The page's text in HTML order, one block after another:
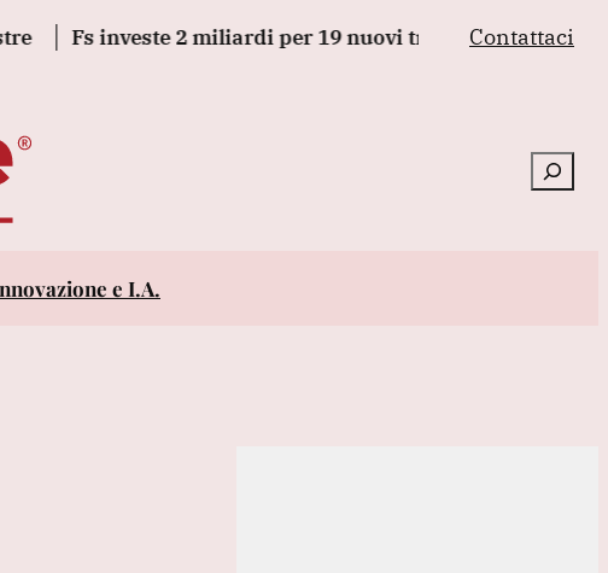
Fs investe 2 miliardi per 19 nuovi treni alta velocità
Contattaci
Cerca
e I.A.